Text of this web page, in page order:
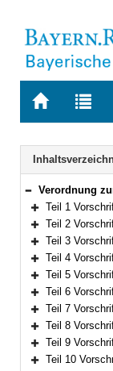
Zur
Zur
Bereich
Verordnung zur Ausführung der
Bereich
Teil 1 Vorschriften
Bereich
Teil 2 Vorschriften für den
Bereich
Teil 3 Vorschriften für den
Bereich
Teil 4 Vorschriften für den Bereich des Sechsten Buches
Bereich
Teil 5 Vorschriften für den
Bereich
Teil 6 Vorschriften für den Bereich des
Bereich
Teil 7 Vorschriften für den
Bereich
Teil 8 Vorschriften für den
Bereich
Teil 9 Vorschriften für
Teil 10